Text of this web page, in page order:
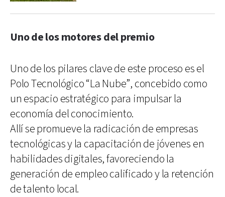
Uno de los motores del premio
Uno de los pilares clave de este proceso es el
Polo Tecnológico “La Nube”, concebido como
un espacio estratégico para impulsar la
economía del conocimiento.
Allí se promueve la radicación de empresas
tecnológicas y la capacitación de jóvenes en
habilidades digitales, favoreciendo la
generación de empleo calificado y la retención
de talento local.